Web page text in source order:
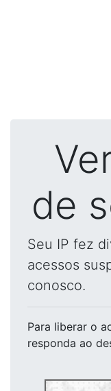
de
Seu IP fez
acessos
conosco.
Para liberar o
responda ao